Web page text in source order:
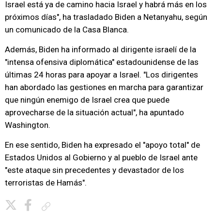
Israel está ya de camino hacia Israel y habrá más en los
próximos días", ha trasladado Biden a Netanyahu, según
un comunicado de la Casa Blanca.
Además, Biden ha informado al dirigente israelí de la
"intensa ofensiva diplomática" estadounidense de las
últimas 24 horas para apoyar a Israel. "Los dirigentes
han abordado las gestiones en marcha para garantizar
que ningún enemigo de Israel crea que puede
aprovecharse de la situación actual", ha apuntado
Washington.
En ese sentido, Biden ha expresado el "apoyo total" de
Estados Unidos al Gobierno y al pueblo de Israel ante
"este ataque sin precedentes y devastador de los
terroristas de Hamás".